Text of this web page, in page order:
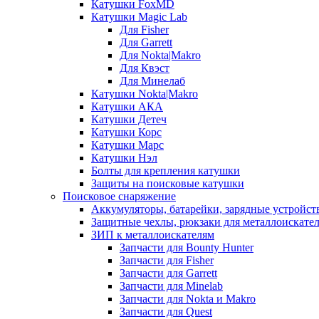
Катушки FoxMD
Катушки Magic Lab
Для Fisher
Для Garrett
Для Nokta|Makro
Для Квэст
Для Минелаб
Катушки Nokta|Makro
Катушки АКА
Катушки Детеч
Катушки Корс
Катушки Марс
Катушки Нэл
Болты для крепления катушки
Защиты на поисковые катушки
Поисковое снаряжение
Аккумуляторы, батарейки, зарядные
Защитные чехлы, рюкзаки для
ЗИП к металлоискателям
Запчасти для Bounty Hunter
Запчасти для Fisher
Запчасти для Garrett
Запчасти для Minelab
Запчасти для Nokta и Makro
Запчасти для Quest